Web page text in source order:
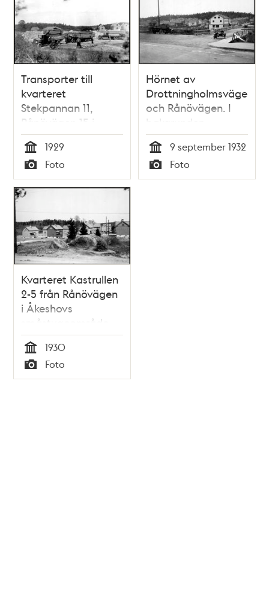
Transporter till
kvarteret
Stekpannan 11,
Rånövägen 15 i
Åkeshovs
småstugeområde
Tid
1929
Typ
Foto
Hörnet av
Drottningholmsvägen
och Rånövägen. I
bakgrunden
Åkeshovs
småstugeområde
Tid
9 september 1932
Typ
Foto
Kvarteret Kastrullen
2-5 från Rånövägen
i Åkeshovs
småstugeområde.
Tid
1930
Typ
Foto